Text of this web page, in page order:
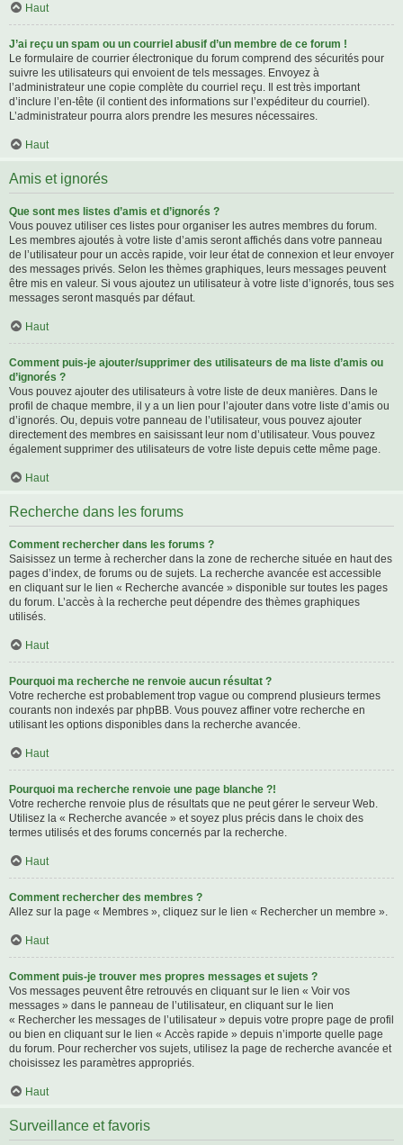
Haut
J’ai reçu un spam ou un courriel abusif d’un membre de ce forum !
Le formulaire de courrier électronique du forum comprend des sécurités pour
suivre les utilisateurs qui envoient de tels messages. Envoyez à
l’administrateur une copie complète du courriel reçu. Il est très important
d’inclure l’en-tête (il contient des informations sur l’expéditeur du courriel).
L’administrateur pourra alors prendre les mesures nécessaires.
Haut
Amis et ignorés
Que sont mes listes d’amis et d’ignorés ?
Vous pouvez utiliser ces listes pour organiser les autres membres du forum.
Les membres ajoutés à votre liste d’amis seront affichés dans votre panneau
de l’utilisateur pour un accès rapide, voir leur état de connexion et leur envoyer
des messages privés. Selon les thèmes graphiques, leurs messages peuvent
être mis en valeur. Si vous ajoutez un utilisateur à votre liste d’ignorés, tous ses
messages seront masqués par défaut.
Haut
Comment puis-je ajouter/supprimer des utilisateurs de ma liste d’amis ou
d’ignorés ?
Vous pouvez ajouter des utilisateurs à votre liste de deux manières. Dans le
profil de chaque membre, il y a un lien pour l’ajouter dans votre liste d’amis ou
d’ignorés. Ou, depuis votre panneau de l’utilisateur, vous pouvez ajouter
directement des membres en saisissant leur nom d’utilisateur. Vous pouvez
également supprimer des utilisateurs de votre liste depuis cette même page.
Haut
Recherche dans les forums
Comment rechercher dans les forums ?
Saisissez un terme à rechercher dans la zone de recherche située en haut des
pages d’index, de forums ou de sujets. La recherche avancée est accessible
en cliquant sur le lien « Recherche avancée » disponible sur toutes les pages
du forum. L’accès à la recherche peut dépendre des thèmes graphiques
utilisés.
Haut
Pourquoi ma recherche ne renvoie aucun résultat ?
Votre recherche est probablement trop vague ou comprend plusieurs termes
courants non indexés par phpBB. Vous pouvez affiner votre recherche en
utilisant les options disponibles dans la recherche avancée.
Haut
Pourquoi ma recherche renvoie une page blanche ?!
Votre recherche renvoie plus de résultats que ne peut gérer le serveur Web.
Utilisez la « Recherche avancée » et soyez plus précis dans le choix des
termes utilisés et des forums concernés par la recherche.
Haut
Comment rechercher des membres ?
Allez sur la page « Membres », cliquez sur le lien « Rechercher un membre ».
Haut
Comment puis-je trouver mes propres messages et sujets ?
Vos messages peuvent être retrouvés en cliquant sur le lien « Voir vos
messages » dans le panneau de l’utilisateur, en cliquant sur le lien
« Rechercher les messages de l’utilisateur » depuis votre propre page de profil
ou bien en cliquant sur le lien « Accès rapide » depuis n’importe quelle page
du forum. Pour rechercher vos sujets, utilisez la page de recherche avancée et
choisissez les paramètres appropriés.
Haut
Surveillance et favoris